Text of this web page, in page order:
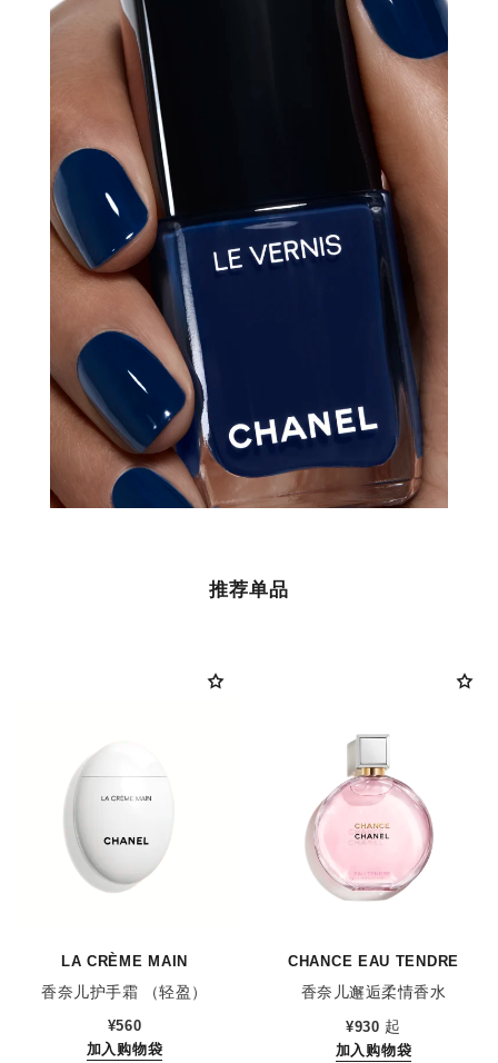
推荐单品
LA CRÈME MAIN
香奈儿护手霜 （轻盈）
参考编号 133850
¥560
加入购物袋
CHANCE EAU TENDRE
香奈儿邂逅柔情香水
¥930 起
加入购物袋